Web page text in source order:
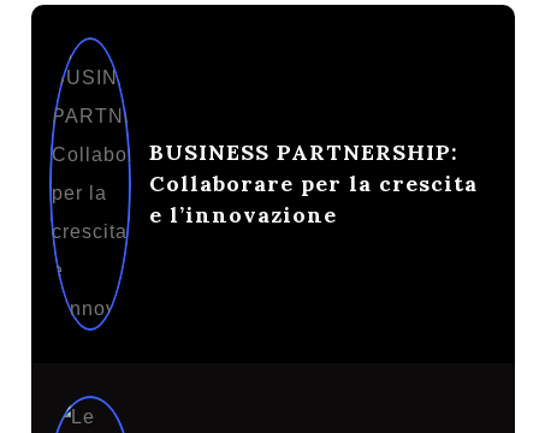
BUSINESS PARTNERSHIP:
Collaborare per la crescita
e l’innovazione